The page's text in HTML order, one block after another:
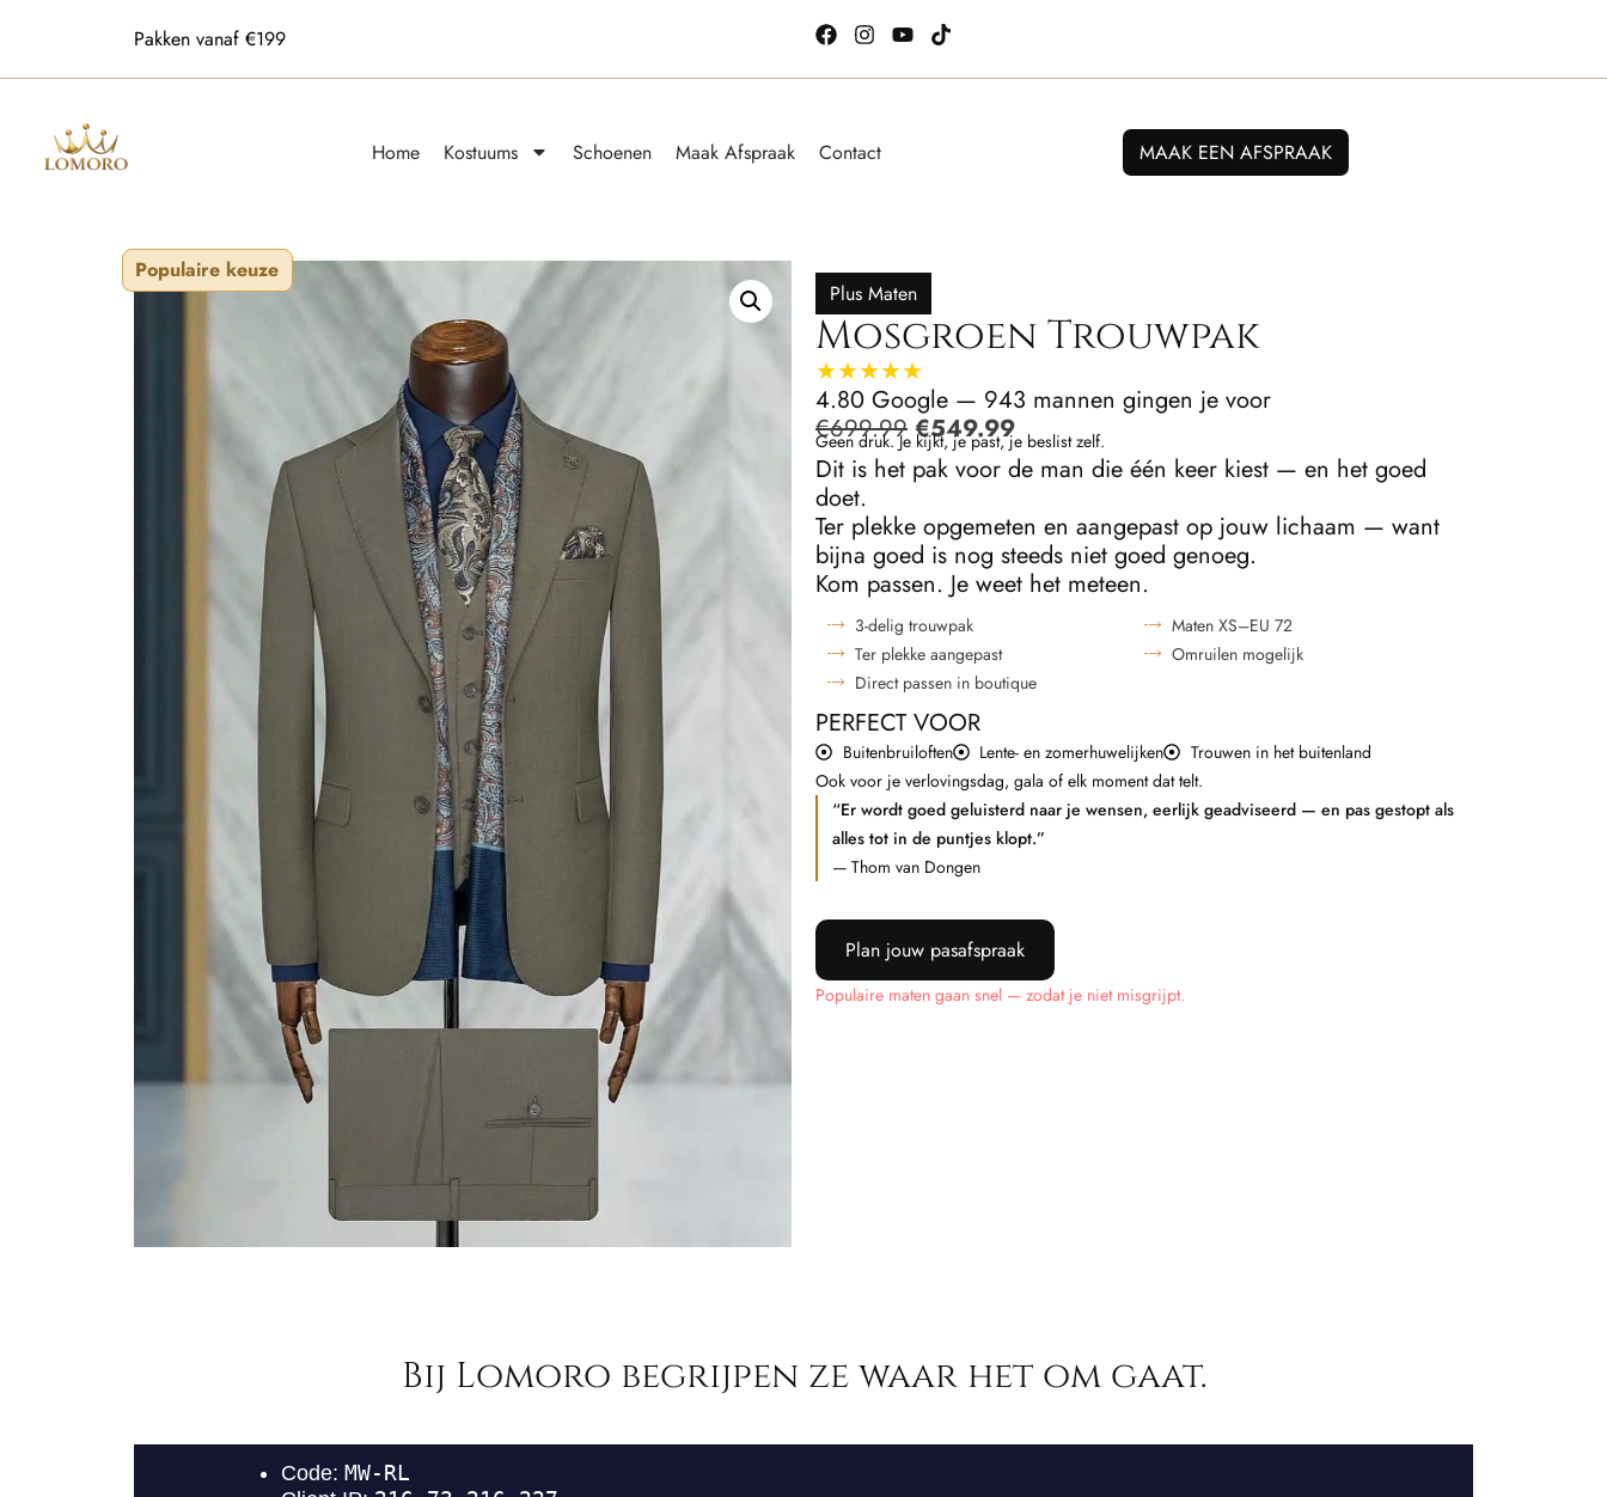
Alle maten beschikbaar
Home Kostuums Schoenen Maak Afspraak Contact MAAK EEN AFSPRAAK
Populaire keuze
Plus Maten
Mosgroen Trouwpak
★★★★★
4.80 Google — 943 mannen gingen je voor
€699.99 €549.99
Geen druk. Je kijkt, je past, je beslist zelf.
Dit is het pak voor de man die één keer kiest — en het goed
doet.
Ter plekke opgemeten en aangepast op jouw lichaam — want
bijna goed is nog steeds niet goed genoeg.
Kom passen. Je weet het meteen.
3-delig trouwpak
Ter plekke aangepast
Direct passen in boutique
Maten XS–EU 72
Omruilen mogelijk
PERFECT VOOR
Buitenbruiloften Lente- en zomerhuwelijken
Trouwen in het buitenland
Ook voor je verlovingsdag, gala of elk moment dat telt.
“Er wordt goed geluisterd naar je wensen, eerlijk geadviseerd — en pas gestopt als
alles tot in de puntjes klopt.”
— Thom van Dongen
Plan jouw pasafspraak
Populaire maten gaan snel — zodat je niet misgrijpt.
Bij Lomoro begrijpen ze waar het om gaat.